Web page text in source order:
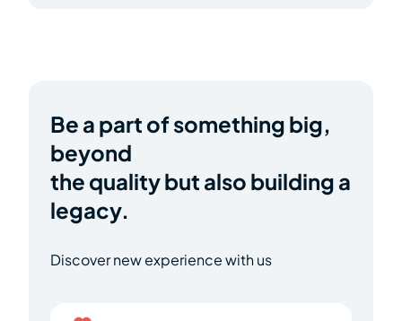
Be a part of something big,
beyond
the quality but also building a
legacy.
Discover new experience with us